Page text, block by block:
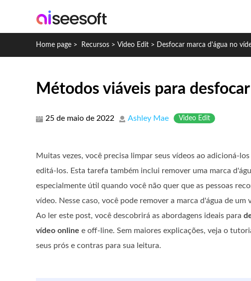
Home page > Recursos > Video Edit > Desfocar marca d'água no
Métodos viáveis ​​para
25 de maio de 2022 Ashley Mae Video Edit
Muitas vezes, você precisa limpar seus vídeos ao adicioná-
editá-los. Esta tarefa também inclui remover uma marca
especialmente útil quando você não quer que as pessoas
vídeo. Nesse caso, você pode remover a marca d'água de um
Ao ler este post, você descobrirá as abordagens ideais para
vídeo online e off-line. Sem maiores explicações, veja o
seus prós e contras para sua leitura.